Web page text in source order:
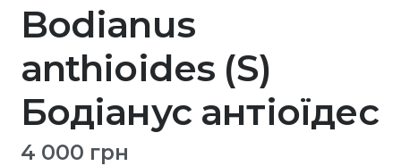
Bodianus
anthioides (S)
Бодіанус антіоїдес
4 000 грн